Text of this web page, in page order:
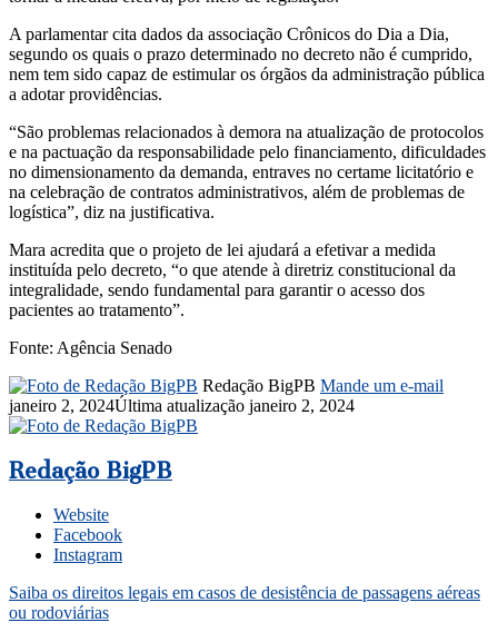
A parlamentar cita dados da associação Crônicos do Dia a Dia,
segundo os quais o prazo determinado no decreto não é cumprido,
nem tem sido capaz de estimular os órgãos da administração pública
a adotar providências.
“São problemas relacionados à demora na atualização de protocolos
e na pactuação da responsabilidade pelo financiamento, dificuldades
no dimensionamento da demanda, entraves no certame licitatório e
na celebração de contratos administrativos, além de problemas de
logística”, diz na justificativa.
Mara acredita que o projeto de lei ajudará a efetivar a medida
instituída pelo decreto, “o que atende à diretriz constitucional da
integralidade, sendo fundamental para garantir o acesso dos
pacientes ao tratamento”.
Fonte: Agência Senado
Redação BigPB Mande um e-mail
janeiro 2, 2024Última atualização janeiro 2, 2024
Redação BigPB
Website
Facebook
Instagram
Saiba os direitos legais em casos de desistência de passagens aéreas
ou rodoviárias